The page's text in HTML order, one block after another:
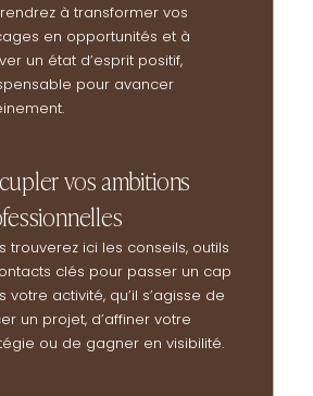
à transformer vos
en opportunités et à
un état d’esprit positif,
pour avancer
vos ambitions
trouverez ici les conseils, outils
clés pour passer un cap
votre activité, qu’il s’agisse de
un projet, d’affiner votre
ou de gagner en visibilité.